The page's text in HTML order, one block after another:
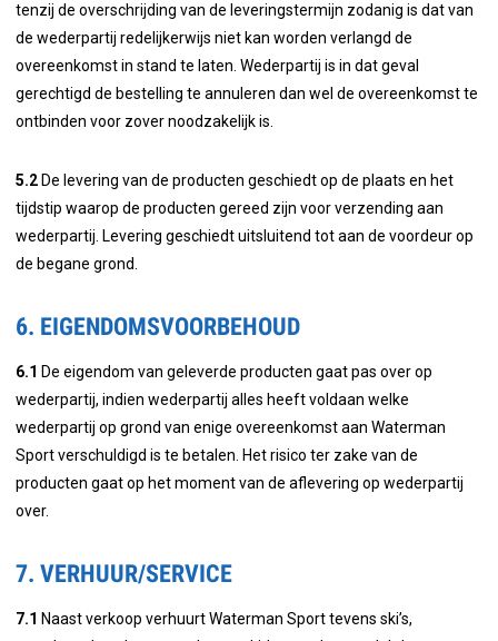
tenzij de overschrijding van de leveringstermijn zodanig is dat van
de wederpartij redelijkerwijs niet kan worden verlangd de
overeenkomst in stand te laten. Wederpartij is in dat geval
gerechtigd de bestelling te annuleren dan wel de overeenkomst te
ontbinden voor zover noodzakelijk is.
5.2 De levering van de producten geschiedt op de plaats en het
tijdstip waarop de producten gereed zijn voor verzending aan
wederpartij. Levering geschiedt uitsluitend tot aan de voordeur op
de begane grond.
6. EIGENDOMSVOORBEHOUD
6.1 De eigendom van geleverde producten gaat pas over op
wederpartij, indien wederpartij alles heeft voldaan welke
wederpartij op grond van enige overeenkomst aan Waterman
Sport verschuldigd is te betalen. Het risico ter zake van de
producten gaat op het moment van de aflevering op wederpartij
over.
7. VERHUUR/SERVICE
7.1 Naast verkoop verhuurt Waterman Sport tevens ski’s,